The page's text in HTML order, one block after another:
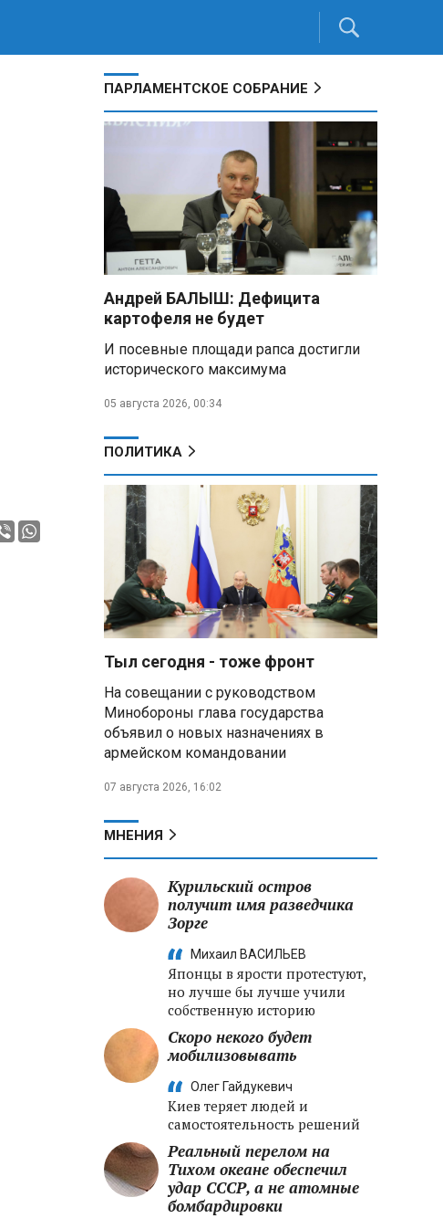
ПАРЛАМЕНТСКОЕ СОБРАНИЕ
Андрей БАЛЫШ: Дефицита
картофеля не будет
И посевные площади рапса достигли
исторического максимума
05 августа 2026, 00:34
ПОЛИТИКА
Тыл сегодня - тоже фронт
На совещании с руководством
Минобороны глава государства
объявил о новых назначениях в
армейском командовании
07 августа 2026, 16:02
МНЕНИЯ
Курильский остров
получит имя разведчика
Зорге
Михаил ВАСИЛЬЕВ
Японцы в ярости протестуют,
но лучше бы лучше учили
собственную историю
Скоро некого будет
мобилизовывать
Олег Гайдукевич
Киев теряет людей и
самостоятельность решений
Реальный перелом на
Тихом океане обеспечил
удар СССР, а не атомные
бомбардировки